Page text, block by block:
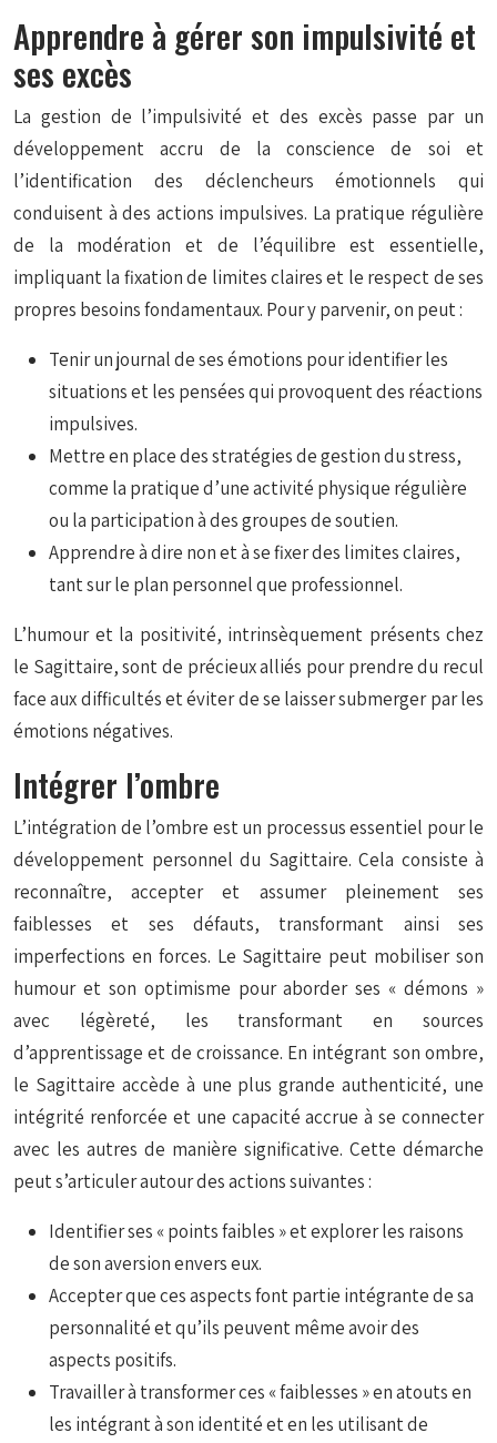
Apprendre à gérer son impulsivité et
ses excès
La gestion de l’impulsivité et des excès passe par un
développement accru de la conscience de soi et
l’identification des déclencheurs émotionnels qui
conduisent à des actions impulsives. La pratique régulière
de la modération et de l’équilibre est essentielle,
impliquant la fixation de limites claires et le respect de ses
propres besoins fondamentaux. Pour y parvenir, on peut :
Tenir un journal de ses émotions pour identifier les
situations et les pensées qui provoquent des réactions
impulsives.
Mettre en place des stratégies de gestion du stress,
comme la pratique d’une activité physique régulière
ou la participation à des groupes de soutien.
Apprendre à dire non et à se fixer des limites claires,
tant sur le plan personnel que professionnel.
L’humour et la positivité, intrinsèquement présents chez
le Sagittaire, sont de précieux alliés pour prendre du recul
face aux difficultés et éviter de se laisser submerger par les
émotions négatives.
Intégrer l’ombre
L’intégration de l’ombre est un processus essentiel pour le
développement personnel du Sagittaire. Cela consiste à
reconnaître, accepter et assumer pleinement ses
faiblesses et ses défauts, transformant ainsi ses
imperfections en forces. Le Sagittaire peut mobiliser son
humour et son optimisme pour aborder ses « démons »
avec légèreté, les transformant en sources
d’apprentissage et de croissance. En intégrant son ombre,
le Sagittaire accède à une plus grande authenticité, une
intégrité renforcée et une capacité accrue à se connecter
avec les autres de manière significative. Cette démarche
peut s’articuler autour des actions suivantes :
Identifier ses « points faibles » et explorer les raisons
de son aversion envers eux.
Accepter que ces aspects font partie intégrante de sa
personnalité et qu’ils peuvent même avoir des
aspects positifs.
Travailler à transformer ces « faiblesses » en atouts en
les intégrant à son identité et en les utilisant de